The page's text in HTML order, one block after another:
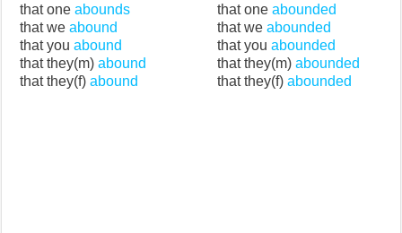
that one abounds
that we abound
that you abound
that they(m) abound
that they(f) abound
that one abounded
that we abounded
that you abounded
that they(m) abounded
that they(f) abounded